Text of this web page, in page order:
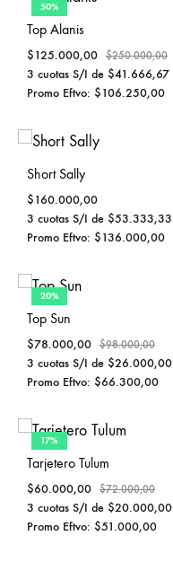
50%
Top Alanis
$125.000,00 $250.000,00
3 cuotas S/I de $41.666,67
Promo Eftvo: $106.250,00
Short Sally
$160.000,00
3 cuotas S/I de $53.333,33
Promo Eftvo: $136.000,00
20%
Top Sun
$78.000,00 $98.000,00
3 cuotas S/I de $26.000,00
Promo Eftvo: $66.300,00
17%
Tarjetero Tulum
$60.000,00 $72.000,00
3 cuotas S/I de $20.000,00
Promo Eftvo: $51.000,00